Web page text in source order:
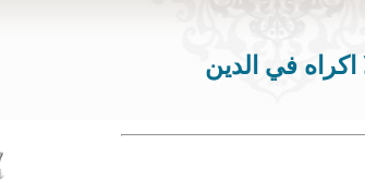
اكراه في الدين